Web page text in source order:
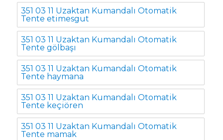
351 03 11 Uzaktan Kumandalı Otomatik
Tente etimesgut
351 03 11 Uzaktan Kumandalı Otomatik
Tente gölbaşı
351 03 11 Uzaktan Kumandalı Otomatik
Tente haymana
351 03 11 Uzaktan Kumandalı Otomatik
Tente keçiören
351 03 11 Uzaktan Kumandalı Otomatik
Tente mamak